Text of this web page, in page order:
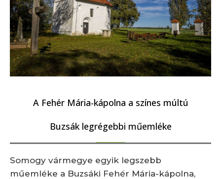
A Fehér Mária-kápolna a színes múltú
Buzsák legrégebbi műemléke
Somogy vármegye egyik legszebb
műemléke a Buzsáki Fehér Mária-kápolna,